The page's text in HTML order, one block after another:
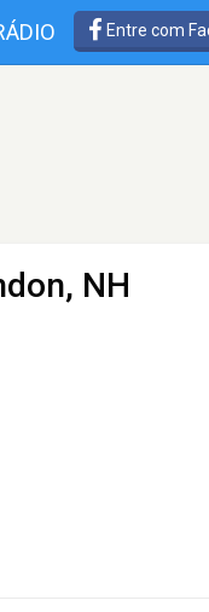
Entre com
NH